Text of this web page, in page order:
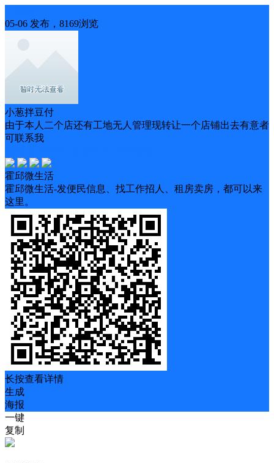
05-06 发布，8169浏览
小葱拌豆付
由于本人二个店还有工地无人管理现转让一个店铺出去有意者
可联系我
霍邱微生活
霍邱微生活-发便民信息、找工作招人、租房卖房，都可以来
这里。
长按查看详情
生成
海报
一键
复制